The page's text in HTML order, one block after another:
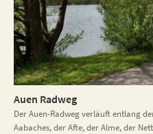
Auen Radweg
Der Auen-Radweg verläuft entlang
Aabaches, der Afte, der Alme, der